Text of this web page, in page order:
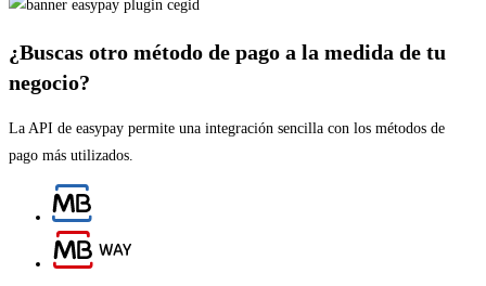
¿Buscas otro método de pago a la medida de tu
negocio?
La API de easypay permite una integración sencilla con los métodos de
pago más utilizados.